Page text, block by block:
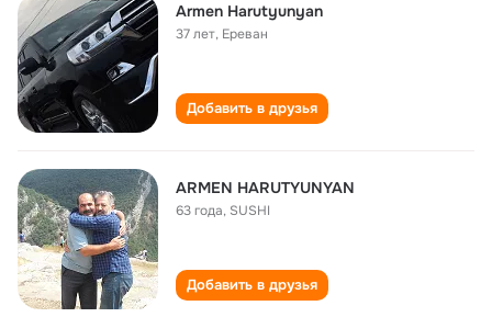
Armen Harutyunyan
37 лет, Ереван
Добавить в друзья
ARMEN HARUTYUNYAN
63 года, SUSHI
Добавить в друзья